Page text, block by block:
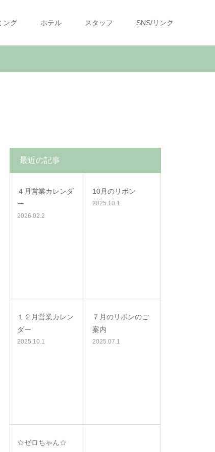
ング ホテル スタッフ SNS/リンク
最近の記事
４月営業カレンダ
ー
2026.02.2
10月のリボン
2025.10.1
１２月営業カレン
ダー
2025.10.1
７月のリボンのご
案内
2025.07.1
☆ゼロちゃん☆